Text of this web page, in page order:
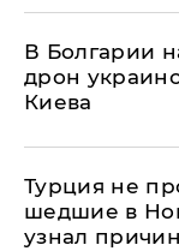
В Болгарии
дрон
Киева
Турция не
шедшие в
узнал